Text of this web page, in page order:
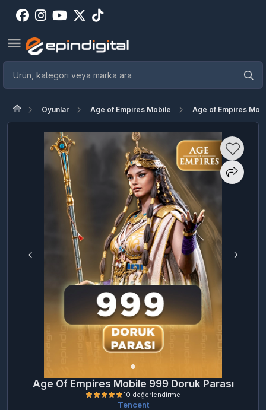
Oyunlar Age of Empires Mobile Age of Empires
Age Of Empires Mobile 999 Doruk Parası
Tencent